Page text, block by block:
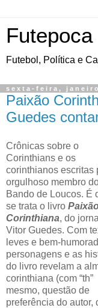
Futepoca
Futebol, Política e
sexta-feira,
Paixão
Guedes
Crônicas sobre o
Corinthians e os
corinthianos escritas
orgulhoso membro
Bando de Loucos. É
se trata o livro
Corinthiana, do
Vitor Guedes. Com
leves e bem-
personagens e as
do livro revelam a
corinthiana (com “th”
mesmo, questão de
preferência do autor,